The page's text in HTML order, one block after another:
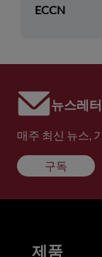
ECCN
뉴스레
매주 최신 뉴스,
구독
제품